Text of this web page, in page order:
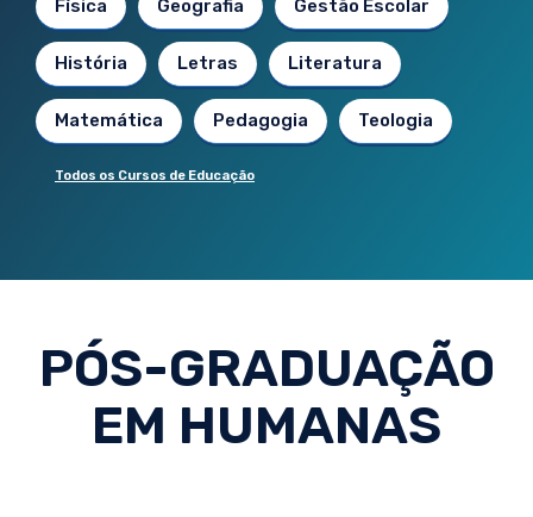
Física Geografia Gestão Escolar
História Letras Literatura
Matemática Pedagogia Teologia
Todos os Cursos de Educação
PÓS-GRADUAÇÃO
EM HUMANAS